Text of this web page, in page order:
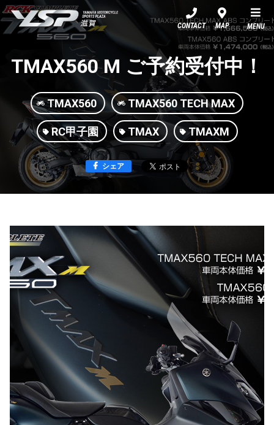
YSP滋賀
CONTACT MAP MENU
TMAX560 M ご予約受付中！
TMAX560 TMAX560 TECH MAX
RC甲子園 TMAX TMAXM
シェア